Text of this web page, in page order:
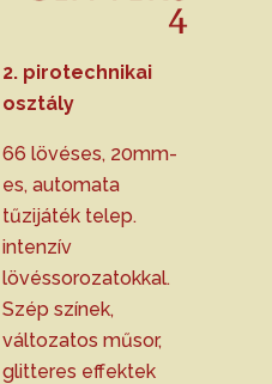
4
2. pirotechnikai
osztály
66 lövéses, 20mm-
es, automata
tűzijáték telep.
intenzív
lövéssorozatokkal.
Szép színek,
változatos műsor,
glitteres effektek